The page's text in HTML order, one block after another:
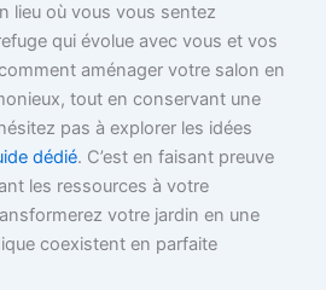
lieu où vous vous sentez
qui évolue avec vous et vos
aménager votre salon en
tout en conservant une
pas à explorer les idées
dédié. C’est en faisant preuve
les ressources à votre
votre jardin en une
coexistent en parfaite